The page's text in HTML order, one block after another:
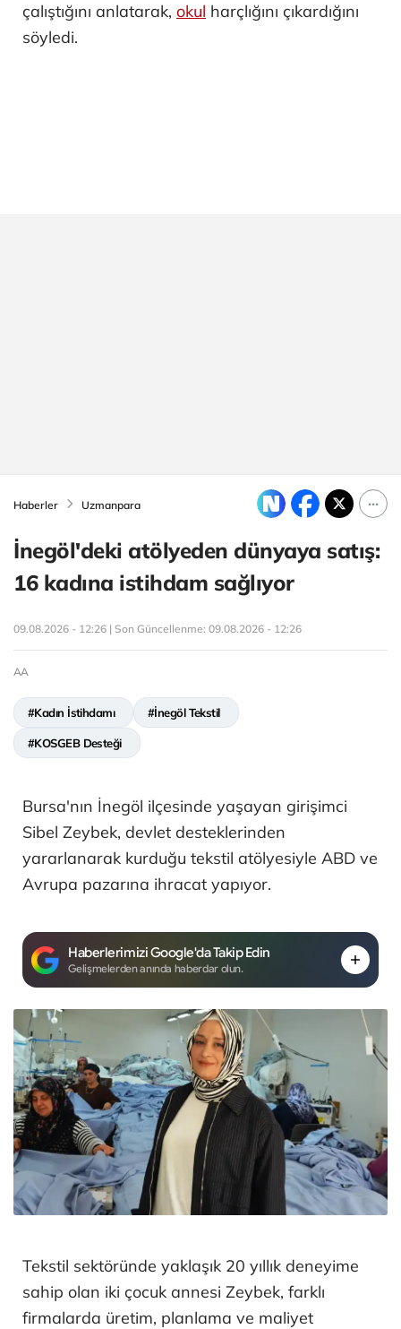
çalıştığını anlatarak, okul harçlığını çıkardığını
söyledi.
Haberler Uzmanpara
İnegöl'deki atölyeden dünyaya satış:
16 kadına istihdam sağlıyor
09.08.2026 - 12:26 | Son Güncellenme: 09.08.2026 - 12:26
AA
#Kadın İstihdamı #İnegöl Tekstil
#KOSGEB Desteği
Bursa'nın İnegöl ilçesinde yaşayan girişimci
Sibel Zeybek, devlet desteklerinden
yararlanarak kurduğu tekstil atölyesiyle ABD ve
Avrupa pazarına ihracat yapıyor.
Haberlerimizi Google'da Takip Edin
Gelişmelerden anında haberdar olun.
Tekstil sektöründe yaklaşık 20 yıllık deneyime
sahip olan iki çocuk annesi Zeybek, farklı
firmalarda üretim, planlama ve maliyet